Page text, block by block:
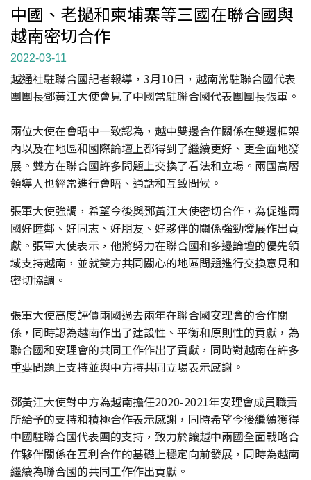
中國、老撾和柬埔寨等三國在聯合國與
越南密切合作
2022-03-11
越通社駐聯合國記者報導，3月10日，越南常駐聯合國代表
團團長鄧黃江大使會見了中國常駐聯合國代表團團長張軍。
兩位大使在會晤中一致認為，越中雙邊合作關係在雙邊框架
內以及在地區和國際論壇上都得到了繼續更好、更全面地發
展。雙方在聯合國許多問題上交換了看法和立場。兩國高層
領導人也經常進行會晤、通話和互致問候。
張軍大使強調，希望今後與鄧黃江大使密切合作，為促進兩
國好睦鄰、好同志、好朋友、好夥伴的關係強勁發展作出貢
獻。張軍大使表示，他將努力在聯合國和多邊論壇的優先領
域支持越南，並就雙方共同關心的地區問題進行交換意見和
密切協調。
張軍大使高度評價兩國過去兩年在聯合國安理會的合作關
係，同時認為越南作出了建設性、平衡和原則性的貢獻，為
聯合國和安理會的共同工作作出了貢獻，同時對越南在許多
重要問題上支持並與中方持共同立場表示感謝。
鄧黃江大使對中方為越南擔任2020-2021年安理會成員職責
所給予的支持和積極合作表示感謝，同時希望今後繼續獲得
中國駐聯合國代表團的支持，致力於讓越中兩國全面戰略合
作夥伴關係在互利合作的基礎上穩定向前發展，同時為越南
繼續為聯合國的共同工作作出貢獻。